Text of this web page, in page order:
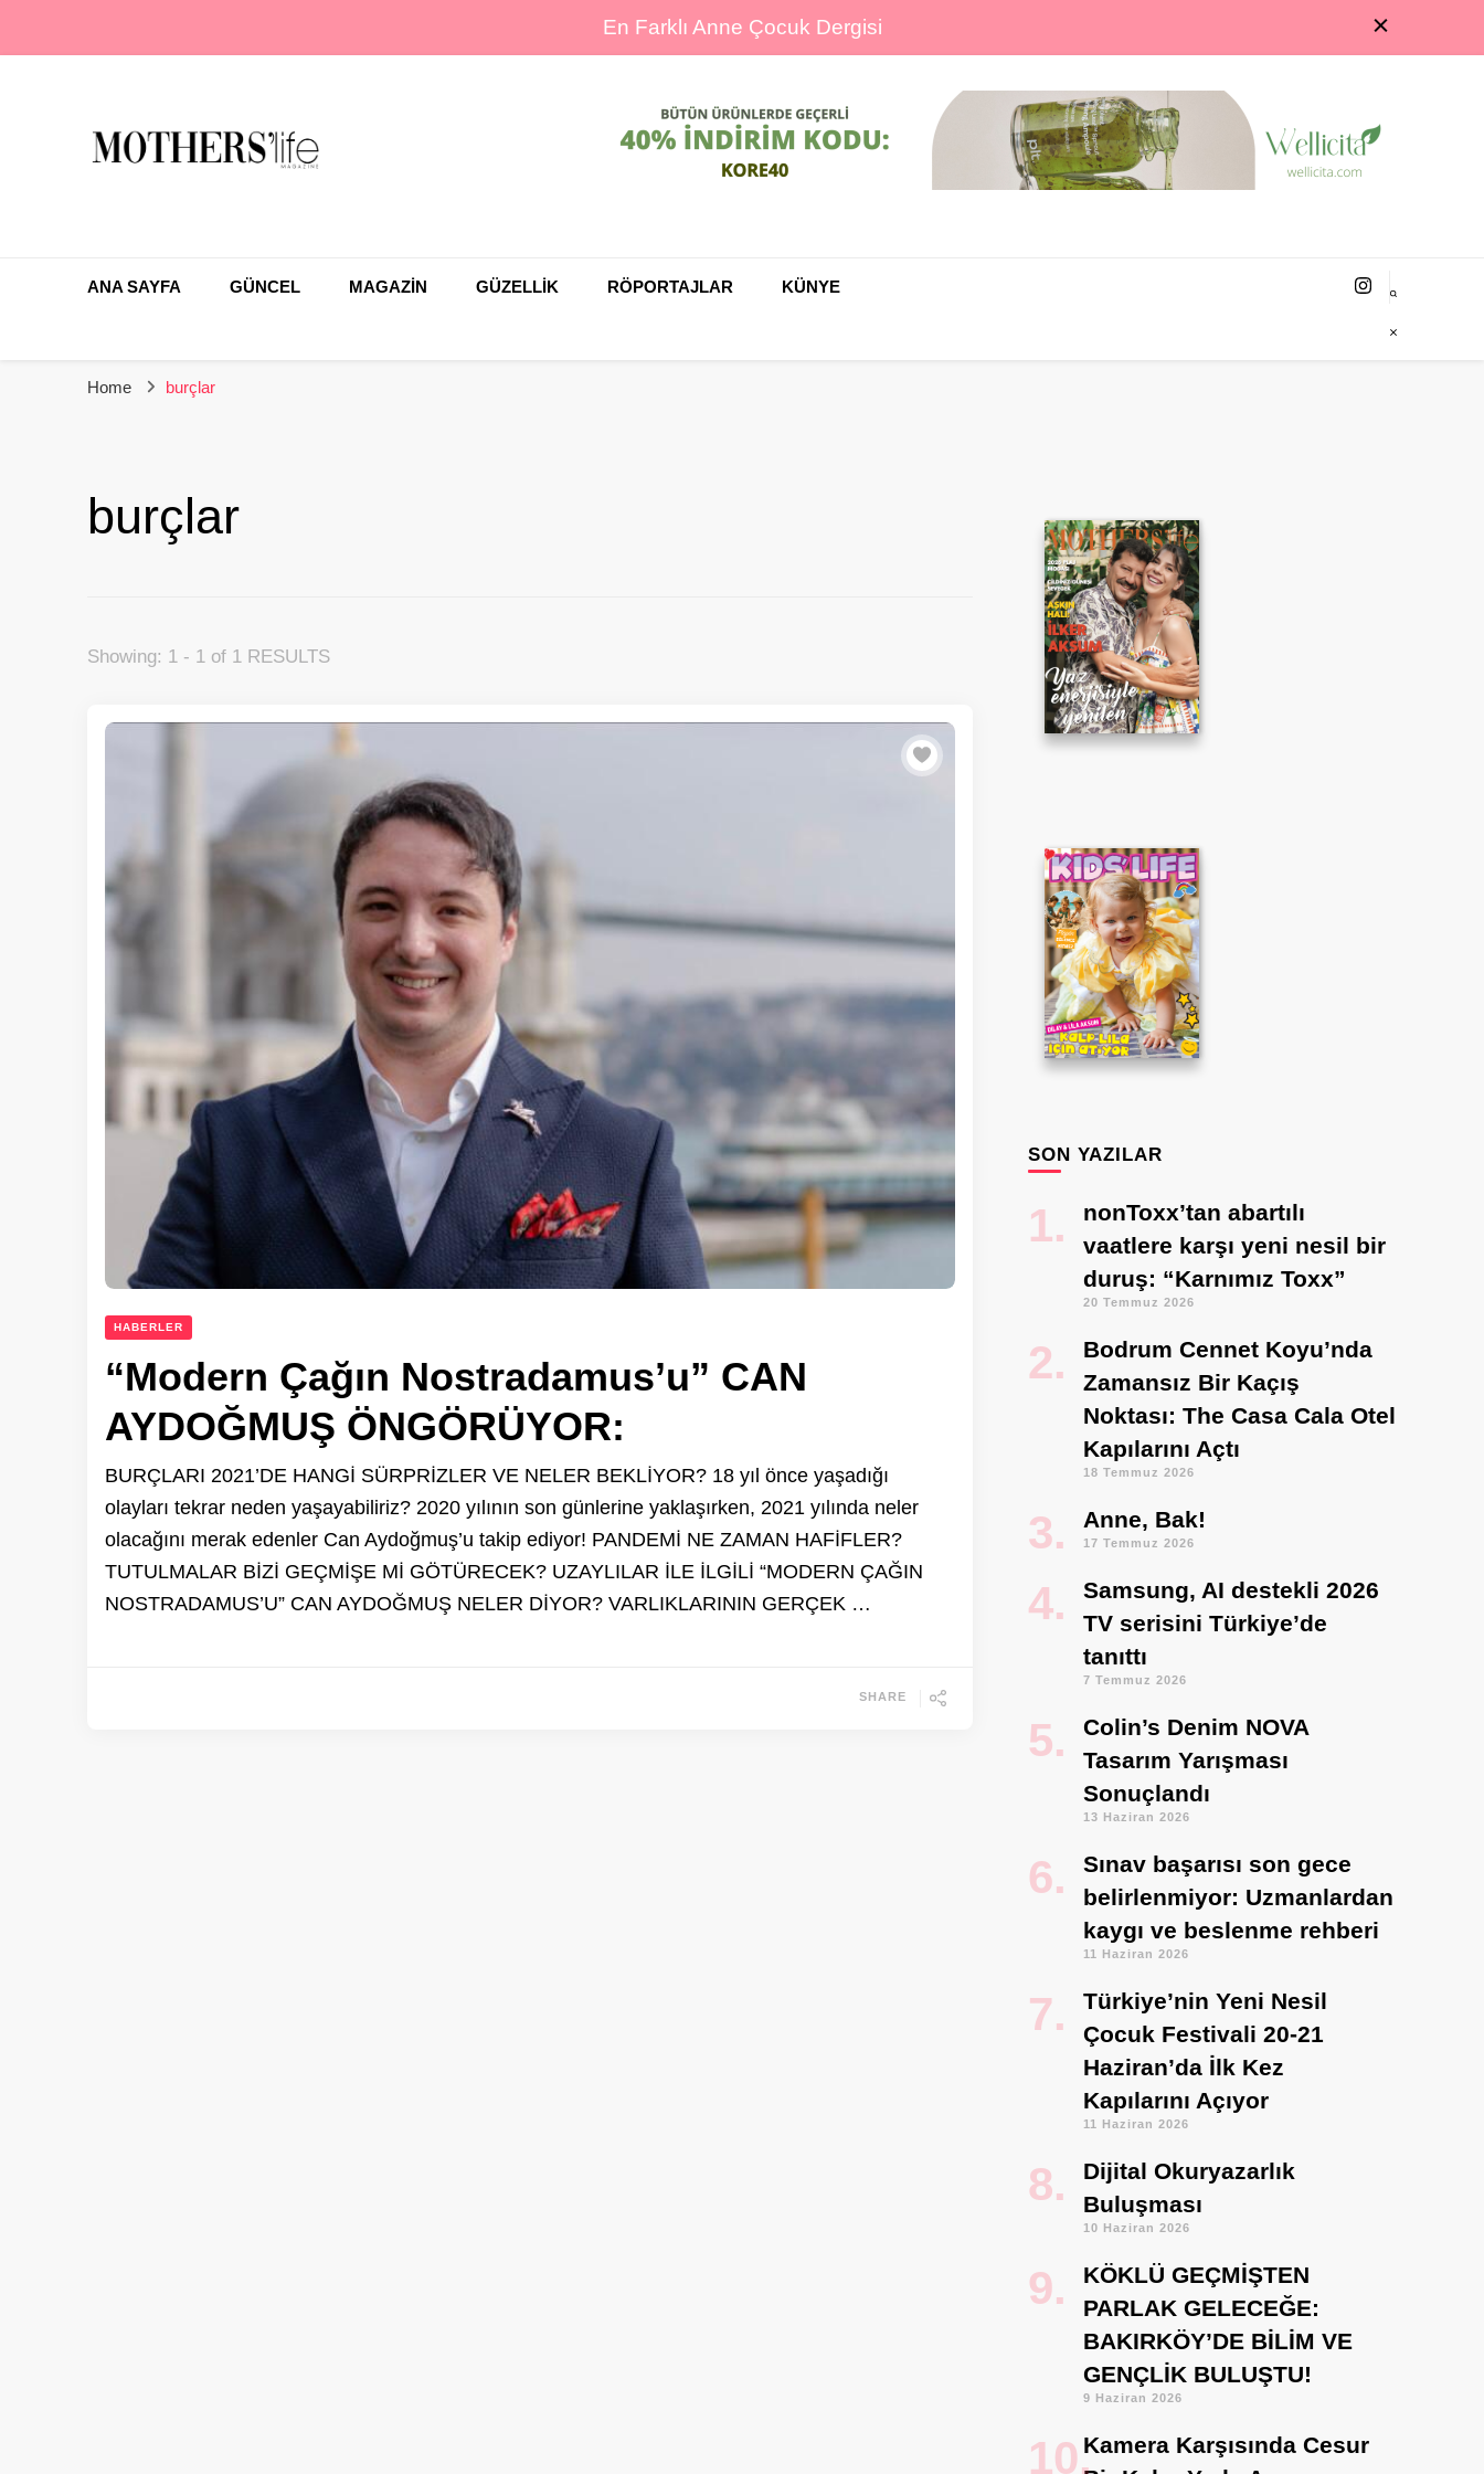
En Farklı Anne Çocuk Dergisi
ANA SAYFA GÜNCEL MAGAZİN GÜZELLİK RÖPORTAJLAR KÜNYE
Home burçlar
burçlar
Showing: 1 - 1 of 1 RESULTS
HABERLER
“Modern Çağın Nostradamus’u” CAN
AYDOĞMUŞ ÖNGÖRÜYOR:
BURÇLARI 2021’DE HANGİ SÜRPRİZLER VE NELER BEKLİYOR? 18 yıl önce yaşadığı
olayları tekrar neden yaşayabiliriz? 2020 yılının son günlerine yaklaşırken, 2021 yılında neler
olacağını merak edenler Can Aydoğmuş’u takip ediyor! PANDEMİ NE ZAMAN HAFİFLER?
TUTULMALAR BİZİ GEÇMİŞE Mİ GÖTÜRECEK? UZAYLILAR İLE İLGİLİ “MODERN ÇAĞIN
NOSTRADAMUS’U” CAN AYDOĞMUŞ NELER DİYOR? VARLIKLARININ GERÇEK …
SHARE
SON YAZILAR
nonToxx’tan abartılı
vaatlere karşı yeni nesil bir
duruş: “Karnımız Toxx”
20 Temmuz 2026
Bodrum Cennet Koyu’nda
Zamansız Bir Kaçış
Noktası: The Casa Cala Otel
Kapılarını Açtı
18 Temmuz 2026
Anne, Bak!
17 Temmuz 2026
Samsung, AI destekli 2026
TV serisini Türkiye’de
tanıttı
7 Temmuz 2026
Colin’s Denim NOVA
Tasarım Yarışması
Sonuçlandı
13 Haziran 2026
Sınav başarısı son gece
belirlenmiyor: Uzmanlardan
kaygı ve beslenme rehberi
11 Haziran 2026
Türkiye’nin Yeni Nesil
Çocuk Festivali 20-21
Haziran’da İlk Kez
Kapılarını Açıyor
11 Haziran 2026
Dijital Okuryazarlık
Buluşması
10 Haziran 2026
KÖKLÜ GEÇMİŞTEN
PARLAK GELECEĞE:
BAKIRKÖY’DE BİLİM VE
GENÇLİK BULUŞTU!
9 Haziran 2026
Kamera Karşısında Cesur